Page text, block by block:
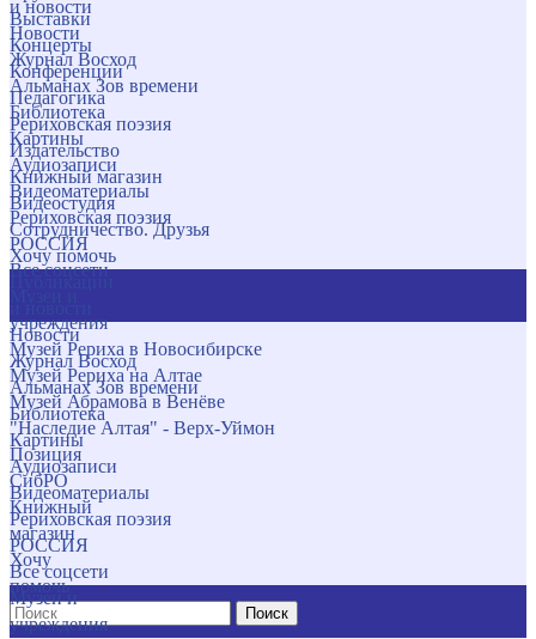
и новости
Новости
Журнал Восход
Альманах Зов времени
Библиотека
Картины
Аудиозаписи
Видеоматериалы
Рериховская поэзия
РОССИЯ
Все соцсети
учреждения
Музей Рериха в Новосибирске
Музей Рериха на Алтае
Музей Абрамова в Венёве
"Наследие Алтая" - Верх-Уймон
Позиция
СибРО
Книжный
магазин
Хочу
помочь
Поиск
Выставки
Концерты
Конференции
Педагогика
Рериховская поэзия
Издательство
Книжный магазин
Видеостудия
Сотрудничество. Друзья
Хочу помочь
Новости
Журнал Восход
Альманах Зов времени
Библиотека
Картины
Аудиозаписи
Видеоматериалы
Рериховская поэзия
РОССИЯ
Все соцсети
Музеи и
учреждения